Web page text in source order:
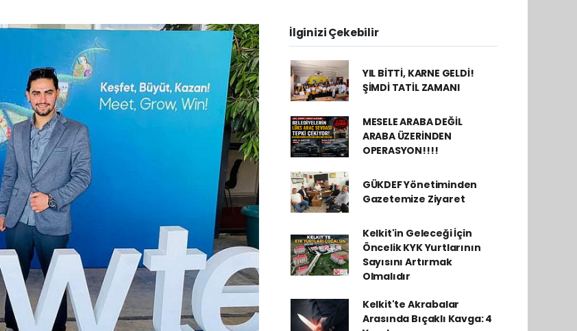
İlginizi Çekebilir
YIL BİTTİ, KARNE GELDİ!
ŞİMDİ TATİL ZAMANI
MESELE ARABA DEĞİL
ARABA ÜZERİNDEN
OPERASYON!!!!
GÜKDEF Yönetiminden
Gazetemize Ziyaret
Kelkit'in Geleceği İçin
Öncelik KYK Yurtlarının
Sayısını Artırmak
Olmalıdır
Kelkit'te Akrabalar
Arasında Bıçaklı Kavga: 4